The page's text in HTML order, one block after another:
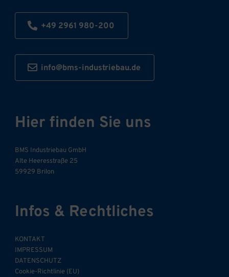
+49 2961 980-200
info@bms-industriebau.de
Hier finden Sie uns
BMS Industriebau GmbH
Alte Heeresstraße 25
59929 Brilon
Infos & Rechtliches
KONTAKT
IMPRESSUM
DATENSCHUTZ
Cookie-Richtlinie (EU)